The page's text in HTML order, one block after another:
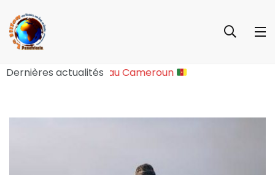
Dernières actualités
Sociopolitique Majeure au Cameroun